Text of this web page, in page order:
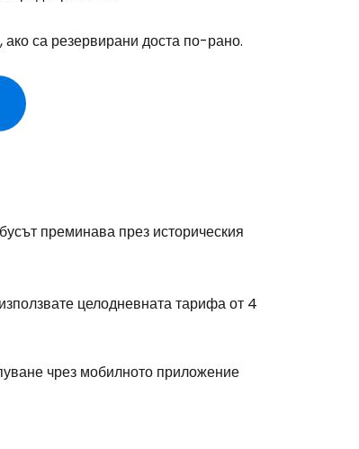
са резервирани доста по-рано.
преминава през историческия
целодневната тарифа от 4
чрез мобилното приложение